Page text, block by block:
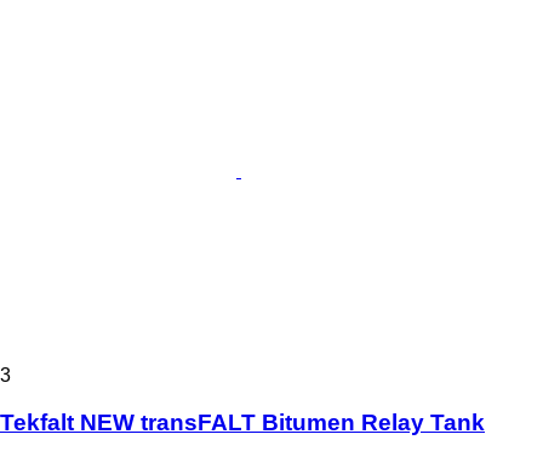
3
Tekfalt NEW transFALT Bitumen Relay Tank